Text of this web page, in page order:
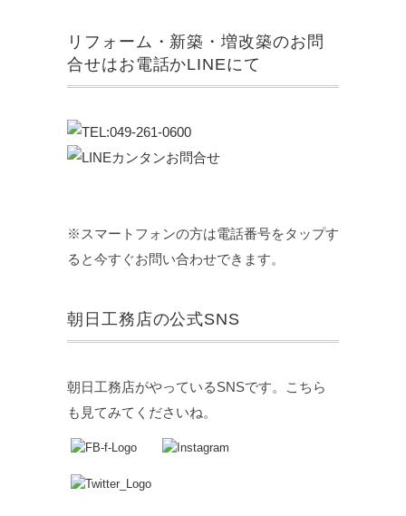
リフォーム・新築・増改築のお問
合せはお電話かLINEにて
※スマートフォンの方は電話番号をタップす
ると今すぐお問い合わせできます。
朝日工務店の公式SNS
朝日工務店がやっているSNSです。こちら
も見てみてくださいね。